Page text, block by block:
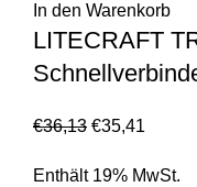
In den Warenkorb
LITECRAFT
€36,13 €35,41
Enthält 19% MwSt.